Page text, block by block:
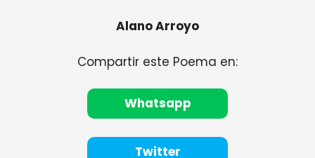
Alano Arroyo
Compartir este Poema en:
Whatsapp
Twitter